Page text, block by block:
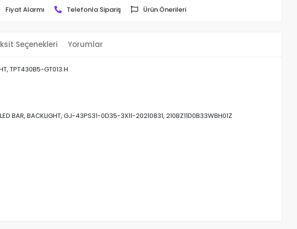
Fiyat Alarmı Telefonla Sipariş Ürün Önerileri
Seçenekleri Yorumlar
TPT430B5-GT013.H
BAR, BACKLIGHT, GJ-43PS31-0D35-3X11-20210831, 210BZ11D0B33WBH01Z